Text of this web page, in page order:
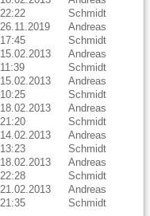
22:22
Schmidt
26.11.2019
17:45
Andreas
Schmidt
15.02.2013
11:39
Andreas
Schmidt
15.02.2013
10:25
Andreas
Schmidt
18.02.2013
21:20
Andreas
Schmidt
14.02.2013
13:23
Andreas
Schmidt
18.02.2013
22:28
Andreas
Schmidt
21.02.2013
21:35
Andreas
Schmidt